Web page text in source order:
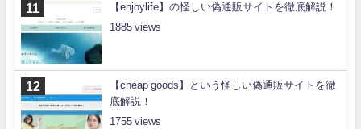
【enjoylife】の怪しい偽通販サイトを徹底解説！
1885
【cheap goods】という怪しい偽通販サイトを徹
底解説！
1755